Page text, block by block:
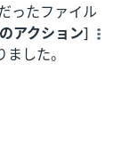
ったファイル
アクション]
した。